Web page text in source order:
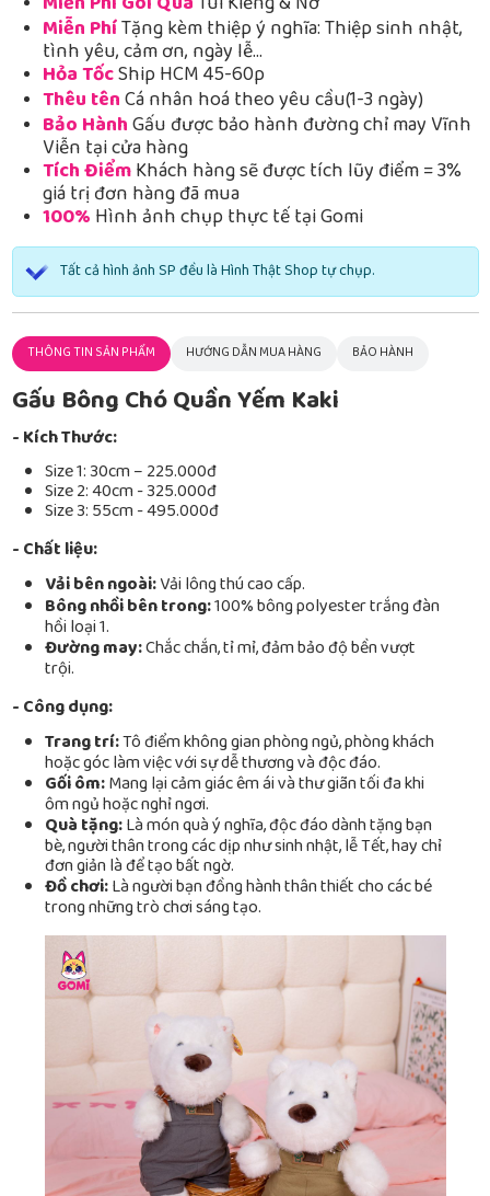
Miễn PhíTặng kèm thiệp ý nghĩa: Thiệp sinh nhật,
tình yêu, cảm ơn, ngày lễ…
Hỏa TốcShip HCM 45-60p
Thêu tênCá nhân hoá theo yêu cầu(1-3 ngày)
Bảo HànhGấu được bảo hành đường chỉ may Vĩnh
Viễn tại cửa hàng
Tích ĐiểmKhách hàng sẽ được tích lũy điểm = 3%
giá trị đơn hàng đã mua
100% Hình ảnh chụp thực tế tại Gomi
Tất cả hình ảnh SP đều là Hình Thật Shop tự chụp.
THÔNG TIN SẢN PHẨM HƯỚNG DẪN MUA HÀNG BẢO HÀNH
Gấu Bông Chó Quần Yếm Kaki
- Kích Thước:
Size 1: 30cm – 225.000đ
Size 2: 40cm - 325.000đ
Size 3: 55cm - 495.000đ
- Chất liệu:
Vải bên ngoài:Vải lông thú cao cấp.
Bông nhồi bên trong:100% bông polyester trắng đàn
hồi loại 1.
Đường may:Chắc chắn, tỉ mỉ, đảm bảo độ bền vượt
trội.
- Công dụng:
Trang trí:Tô điểm không gian phòng ngủ, phòng khách
hoặc góc làm việc với sự dễ thương và độc đáo.
Gối ôm:Mang lại cảm giác êm ái và thư giãn tối đa khi
ôm ngủ hoặc nghỉ ngơi.
Quà tặng:Là món quà ý nghĩa, độc đáo dành tặng bạn
bè, người thân trong các dịp như sinh nhật, lễ Tết, hay chỉ
đơn giản là để tạo bất ngờ.
Đồ chơi:Là người bạn đồng hành thân thiết cho các bé
trong những trò chơi sáng tạo.